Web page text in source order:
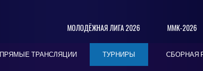
МОЛОДЁЖНАЯ ЛИГА 2026 ММК-2026
ПРЯМЫЕ ТРАНСЛЯЦИИ ТУРНИРЫ СБОРНАЯ